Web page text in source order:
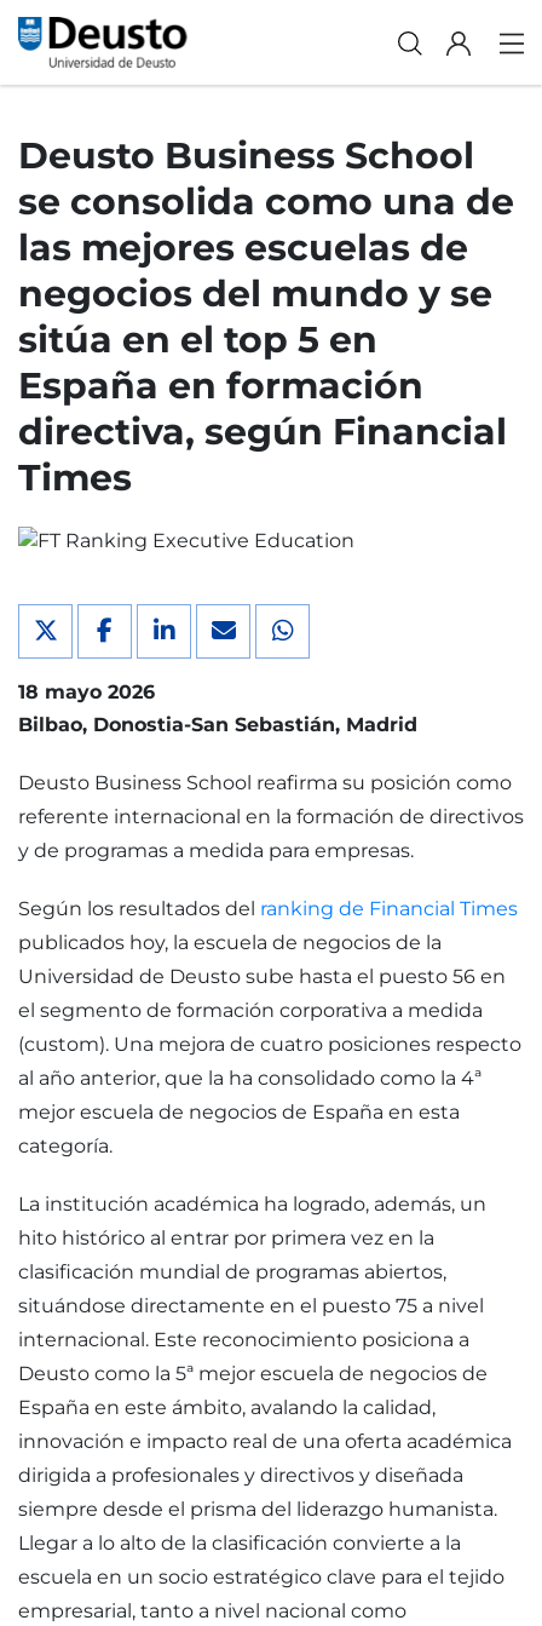
Deusto Business School
se consolida como una de
las mejores escuelas de
negocios del mundo y se
sitúa en el top 5 en
España en formación
directiva, según Financial
Times
18 mayo 2026
Bilbao Donostia-San Sebastián Madrid
Deusto Business School reafirma su posición como
referente internacional en la formación de directivos
y de programas a medida para empresas.
Según los resultados del ranking de Financial Times
publicados hoy, la escuela de negocios de la
Universidad de Deusto sube hasta el puesto 56 en
el segmento de formación corporativa a medida
(custom). Una mejora de cuatro posiciones respecto
al año anterior, que la ha consolidado como la 4ª
mejor escuela de negocios de España en esta
categoría.
La institución académica ha logrado, además, un
hito histórico al entrar por primera vez en la
clasificación mundial de programas abiertos,
situándose directamente en el puesto 75 a nivel
internacional. Este reconocimiento posiciona a
Deusto como la 5ª mejor escuela de negocios de
España en este ámbito, avalando la calidad,
innovación e impacto real de una oferta académica
dirigida a profesionales y directivos y diseñada
siempre desde el prisma del liderazgo humanista.
Llegar a lo alto de la clasificación convierte a la
escuela en un socio estratégico clave para el tejido
empresarial, tanto a nivel nacional como